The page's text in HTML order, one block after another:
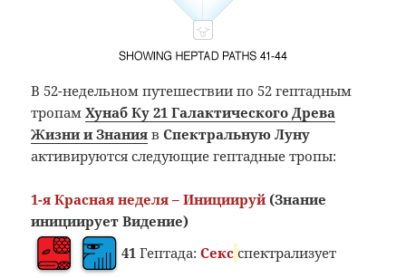
В 52-недельном путешествии по 52 гептадным
тропам Хунаб Ку 21 Галактического Древа
Жизни и Знания вСпектральную Луну
активируются следующие гептадные тропы:
1-я Красная неделя – Инициируй (Знание
инициирует Видение)
41 Гептада: Секс спектрализует